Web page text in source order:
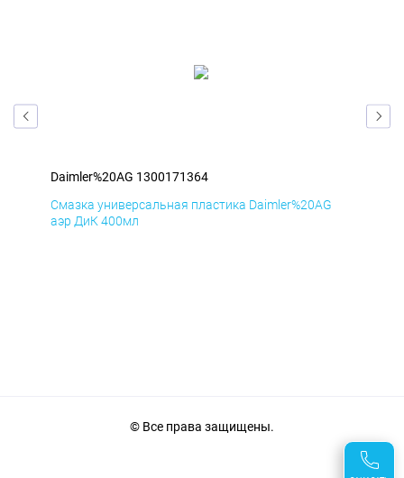
Daimler%20AG 1300171364
Смазка универсальная пластика Daimler%20AG
аэр ДиК 400мл
© Все права защищены.